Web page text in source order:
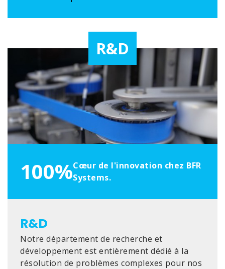
R&D
100%Cœur de l'innovation chez BFR
Systems.
R&D
Notre département de recherche et
développement est entièrement dédié à la
résolution de problèmes complexes pour nos